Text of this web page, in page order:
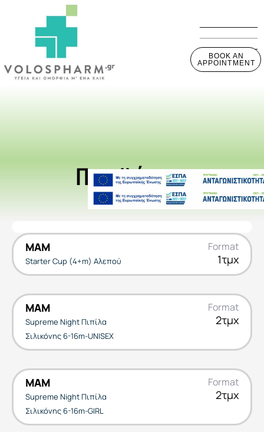
BOOK AN
APPOINTMENT
Προϊόντα
MAM
Starter Cup (4+m) Αλεπού
Format
1τμχ
MAM
Supreme Night Πιπίλα
Σιλικόνης 6-16m-UNISEX
Format
2τμχ
MAM
Supreme Night Πιπίλα
Σιλικόνης 6-16m-GIRL
Format
2τμχ